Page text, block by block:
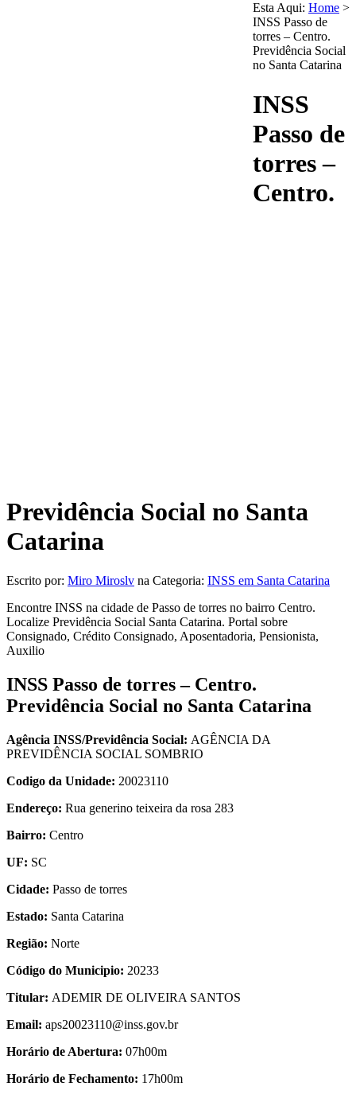
Esta Aqui: Home >
INSS Passo de
torres – Centro.
Previdência Social
no Santa Catarina
INSS
Passo de
torres –
Centro.
Previdência Social no Santa
Catarina
Escrito por: Miro Miroslv na Categoria: INSS em Santa Catarina
Encontre INSS na cidade de Passo de torres no bairro Centro.
Localize Previdência Social Santa Catarina. Portal sobre
Consignado, Crédito Consignado, Aposentadoria, Pensionista,
Auxilio
INSS Passo de torres – Centro.
Previdência Social no Santa Catarina
Agência INSS/Previdência Social: AGÊNCIA DA
PREVIDÊNCIA SOCIAL SOMBRIO
Codigo da Unidade: 20023110
Endereço: Rua generino teixeira da rosa 283
Bairro: Centro
UF: SC
Cidade: Passo de torres
Estado: Santa Catarina
Região: Norte
Código do Municipio: 20233
Titular: ADEMIR DE OLIVEIRA SANTOS
Email: aps20023110@inss.gov.br
Horário de Abertura: 07h00m
Horário de Fechamento: 17h00m